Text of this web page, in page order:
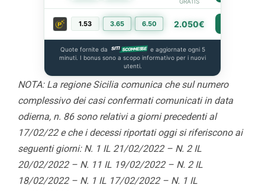
1.53 3.65 6.50 2.050€
Quote fornite da
e aggiornate ogni 5
minuti. I bonus sono a scopo informativo per i nuovi
utenti.
NOTA: La regione Sicilia comunica che sul numero
complessivo dei casi confermati comunicati in data
odierna, n. 86 sono relativi a giorni precedenti al
17/02/22 e che i decessi riportati oggi si riferiscono ai
seguenti giorni: N. 1 IL 21/02/2022 – N. 2 IL
20/02/2022 – N. 11 IL 19/02/2022 – N. 2 IL
18/02/2022 – N. 1 IL 17/02/2022 – N. 1 IL